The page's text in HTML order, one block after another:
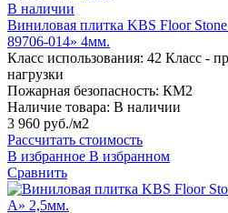
В наличии
Виниловая плитка KBS Floor
89706-014» 4мм.
Класс использования: 42 Класс -
нагрузки
Пожарная безопасность: КМ2
Наличие товара: В наличии
3 960 руб./м2
Рассчитать стоимость
В избранное В избранном
Сравнить